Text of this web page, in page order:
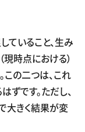
ていること、生み
現時点における）
の二つは、これ
です。ただし、
大きく結果が変